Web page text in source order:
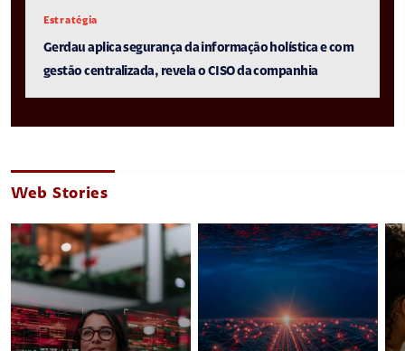
Estratégia
Gerdau aplica segurança da informação holística e com
gestão centralizada, revela o CISO da companhia
Web Stories